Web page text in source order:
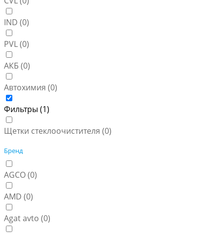
IND (0)
PVL (0)
АКБ (0)
Автохимия (0)
Фильтры (1)
Щетки стеклоочистителя (0)
Бренд
AGCO (0)
AMD (0)
Agat avto (0)